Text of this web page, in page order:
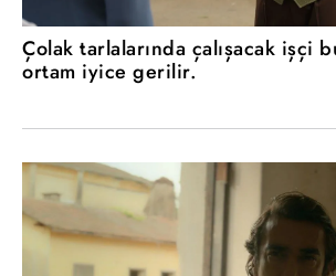
Çolak tarlalarında çalışacak işçi
ortam iyice gerilir.